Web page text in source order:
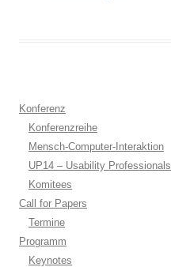
Konferenz
Konferenzreihe
Mensch-Computer-Interaktion
UP14 – Usability Professionals
Komitees
Call for Papers
Termine
Programm
Keynotes